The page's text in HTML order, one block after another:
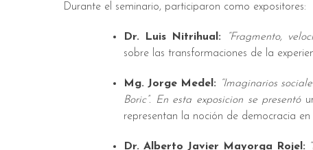
Durante el seminario, participaron como expositores:
Dr. Luis Nitrihual: “Fragmento,
sobre las transformaciones de la
Mg. Jorge Medel:
“Imaginarios
Boric”. En esta exposicion se presentó
representan la noción de democracia en
Dr. Alberto Javier Mayorga Rojel: